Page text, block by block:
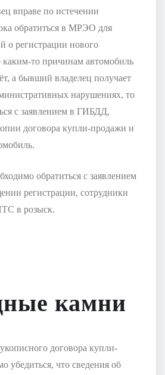
вправе по истечении
обратиться в МРЭО для
о регистрации нового
каким-то причинам автомобиль
а бывший владелец получает
нарушениях, то
с заявлением в ГИБДД,
договора купли-продажи и
обратиться с заявлением
регистрации, сотрудники
в розыск.
камни
договора купли-
убедиться, что сведения об